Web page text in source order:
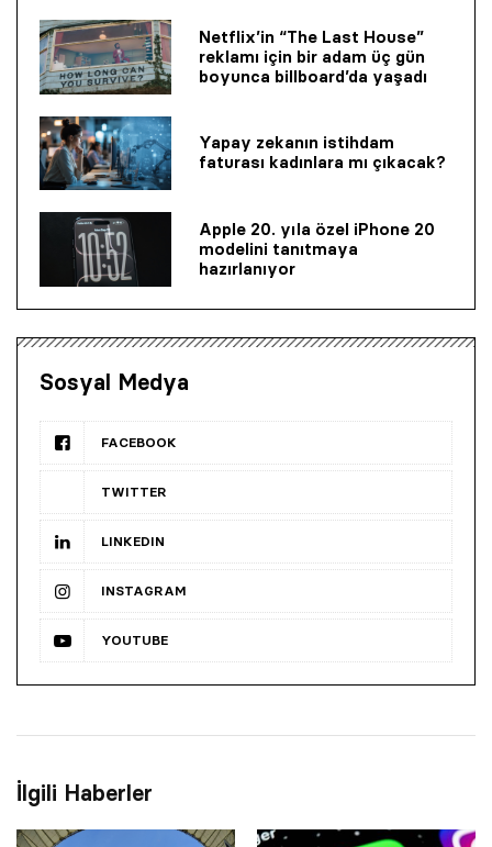
Netflix’in “The Last House”
reklamı için bir adam üç gün
boyunca billboard’da yaşadı
Yapay zekanın istihdam
faturası kadınlara mı çıkacak?
Apple 20. yıla özel iPhone 20
modelini tanıtmaya
hazırlanıyor
Sosyal Medya
FACEBOOK
TWITTER
LINKEDIN
INSTAGRAM
YOUTUBE
İlgili Haberler